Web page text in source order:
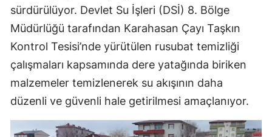
sürdürülüyor. Devlet Su İşleri (DSİ) 8. Bölge
Müdürlüğü tarafından Karahasan Çayı Taşkın
Kontrol Tesisi’nde yürütülen rusubat temizliği
çalışmaları kapsamında dere yatağında biriken
malzemeler temizlenerek su akışının daha
düzenli ve güvenli hale getirilmesi amaçlanıyor.